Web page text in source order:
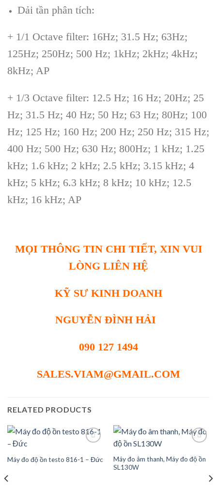
Dải tần phân tích:
+ 1/1 Octave filter: 16Hz; 31.5 Hz; 63Hz;
125Hz; 250Hz; 500 Hz; 1kHz; 2kHz; 4kHz;
8kHz; AP
+ 1/3 Octave filter: 12.5 Hz; 16 Hz; 20Hz; 25
Hz; 31.5 Hz; 40 Hz; 50 Hz; 63 Hz; 80Hz; 100
Hz; 125 Hz; 160 Hz; 200 Hz; 250 Hz; 315 Hz;
400 Hz; 500 Hz; 630 Hz; 800Hz; 1 kHz; 1.25
kHz; 1.6 kHz; 2 kHz; 2.5 kHz; 3.15 kHz; 4
kHz; 5 kHz; 6.3 kHz; 8 kHz; 10 kHz; 12.5
kHz; 16 kHz; AP
MỌI THÔNG TIN CHI TIẾT, XIN VUI
LÒNG LIÊN HỆ
KỸ SƯ KINH DOANH
NGUYỄN ĐÌNH HẢI
090 127 1494
SALES.VIAM@GMAIL.COM
RELATED PRODUCTS
Máy đo độ ồn testo 816-1 – Đức
Máy đo âm thanh, Máy đo độ ồn
SL130W